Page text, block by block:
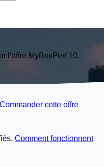
l'offre MyBoxPerf 10.
cette offre
Comment fonctionnent